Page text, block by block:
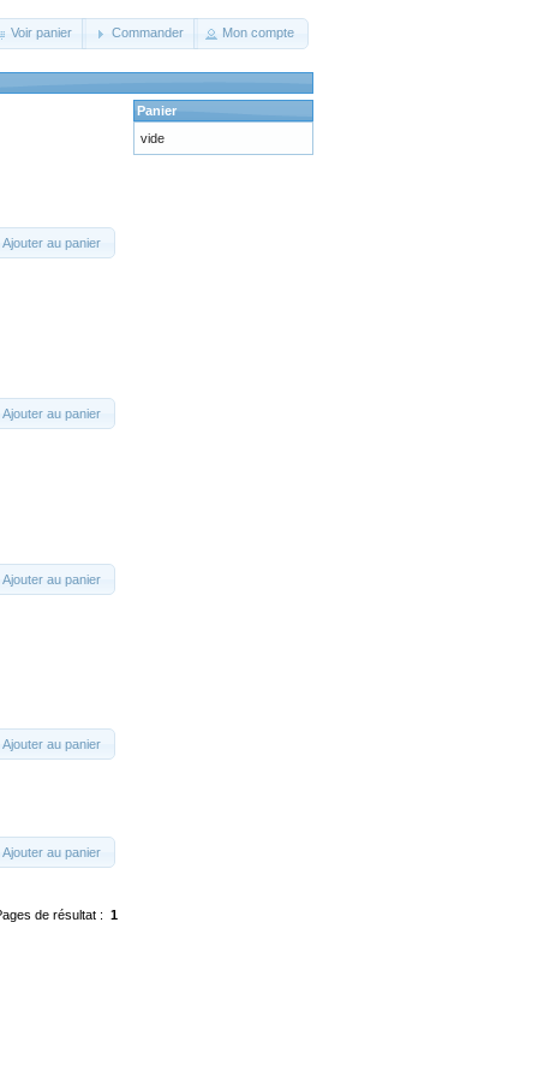
Voir panier Commander Mon compte
Ajouter au panier
Ajouter au panier
Ajouter au panier
Ajouter au panier
Ajouter au panier
de résultat : 1
Panier
vide